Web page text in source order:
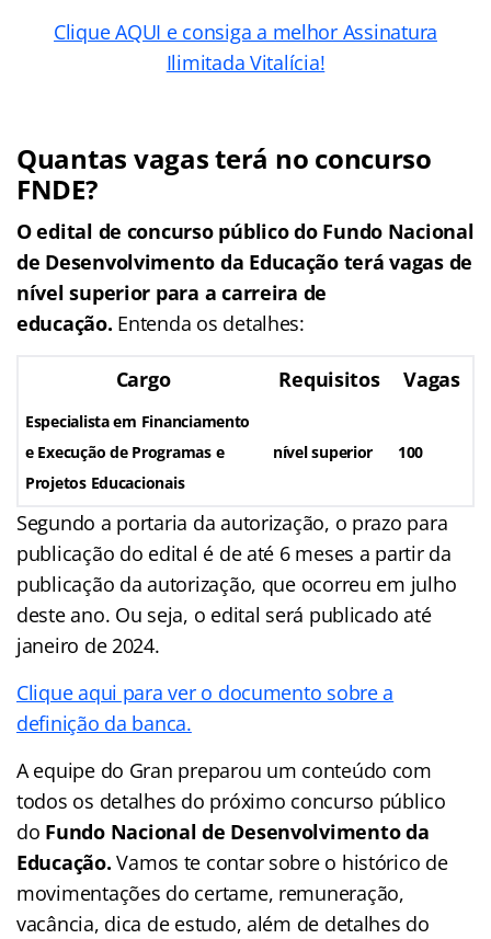
Clique AQUI e consiga a melhor Assinatura
Ilimitada Vitalícia!
Quantas vagas terá no concurso
FNDE?
O edital de concurso público do Fundo Nacional
de Desenvolvimento da Educação terá vagas de
nível superior para a carreira de
educação. Entenda os detalhes:
Cargo Requisitos Vagas
Especialista em Financiamento
e Execução de Programas e
Projetos Educacionais
nível superior 100
Segundo a portaria da autorização, o prazo para
publicação do edital é de até 6 meses a partir da
publicação da autorização, que ocorreu em julho
deste ano. Ou seja, o edital será publicado até
janeiro de 2024.
Clique aqui para ver o documento sobre a
definição da banca.
A equipe do Gran preparou um conteúdo com
todos os detalhes do próximo concurso público
do Fundo Nacional de Desenvolvimento da
Educação.Vamos te contar sobre o histórico de
movimentações do certame, remuneração,
vacância, dica de estudo, além de detalhes do